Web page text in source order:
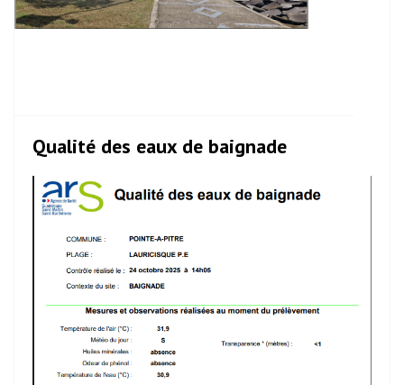
Qualité des eaux de baignade